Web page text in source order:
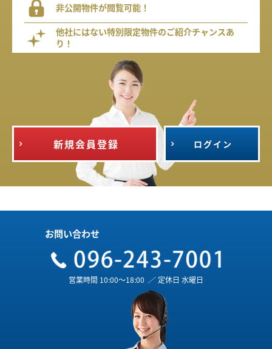
非公開物件が閲覧可能！
他社にはない特別限定物件のご紹介チャンスあ
り！
新規会員登録 ログイン
お問い合わせ
営業時間 10:00～18:00 ／ 定休日 水曜日